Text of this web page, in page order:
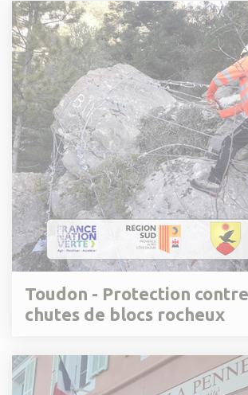
Toudon - Protection
chutes de blocs rocheux